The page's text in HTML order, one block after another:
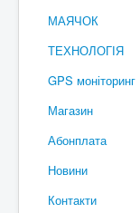
МАЯЧОК
ТЕХНОЛОГІЯ
GPS моніторинг
Магазин
Абонплата
Новини
Контакти